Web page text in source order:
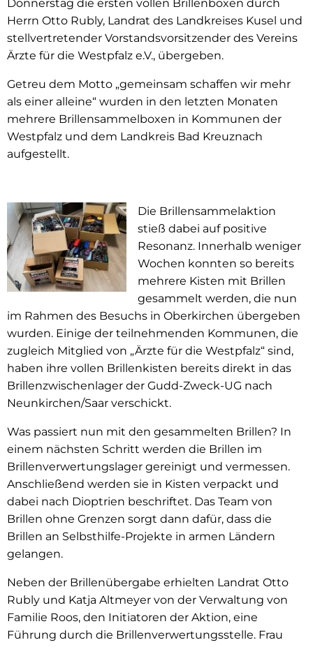
Donnerstag die ersten vollen Brillenboxen durch
Herrn Otto Rubly, Landrat des Landkreises Kusel und
stellvertretender Vorstandsvorsitzender des Vereins
Ärzte für die Westpfalz e.V., übergeben.
Getreu dem Motto „gemeinsam schaffen wir mehr
als einer alleine“ wurden in den letzten Monaten
mehrere Brillensammelboxen in Kommunen der
Westpfalz und dem Landkreis Bad Kreuznach
aufgestellt.
Die Brillensammelaktion
stieß dabei auf positive
Resonanz. Innerhalb weniger
Wochen konnten so bereits
mehrere Kisten mit Brillen
gesammelt werden, die nun
im Rahmen des Besuchs in Oberkirchen übergeben
wurden. Einige der teilnehmenden Kommunen, die
zugleich Mitglied von „Ärzte für die Westpfalz“ sind,
haben ihre vollen Brillenkisten bereits direkt in das
Brillenzwischenlager der Gudd-Zweck-UG nach
Neunkirchen/Saar verschickt.
Was passiert nun mit den gesammelten Brillen? In
einem nächsten Schritt werden die Brillen im
Brillenverwertungslager gereinigt und vermessen.
Anschließend werden sie in Kisten verpackt und
dabei nach Dioptrien beschriftet. Das Team von
Brillen ohne Grenzen sorgt dann dafür, dass die
Brillen an Selbsthilfe-Projekte in armen Ländern
gelangen.
Neben der Brillenübergabe erhielten Landrat Otto
Rubly und Katja Altmeyer von der Verwaltung von
Familie Roos, den Initiatoren der Aktion, eine
Führung durch die Brillenverwertungsstelle. Frau